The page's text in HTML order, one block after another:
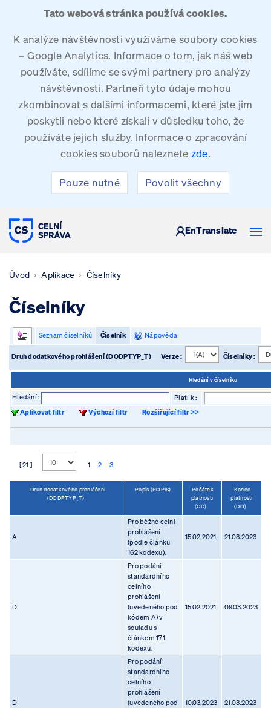
Tato webová stránka používá cookies.
K analýze návštěvnosti využíváme soubory cookies
– Google Analytics. Informace o tom, jak náš web
používáte, sdílíme se svými partnery pro analýzy
návštěvnosti. Partneři tyto údaje mohou
zkombinovat s dalšími informacemi, které jste jim
poskytli nebo které získali v důsledku toho, že
používáte jejich služby. Informace o zpracování
cookies souborů naleznete zde.
Pouze nutné Povolit všechny
CELNÍ SPRÁVA ČESKÉ REPUBLIKY
EnTranslate
Úvod Aplikace Číselníky
Číselníky
Seznam číselníků Číselník Nápověda
Druh dodatkového prohlášení (DODPTYP_T) Verze : Číselníky :
Hledání v číselníku
Hledání :
Platí k :
Aplikovat filtr
Výchozí filtr Rozšiřující filtr >>
[ 21 ] 1 2 3
Druh dodatkového prohlášení
(DODPTYP_T)
Popis (POPIS)
Počátek
platnosti
(OD)
Konec
platnosti
(DO)
A
Pro běžné celní
prohlášení
(podle článku
162 kodexu).
15.02.2021 21.03.2023
D
Pro podání
standardního
celního
prohlášení
(uvedeného pod
kódem A) v
souladu s
článkem 171
kodexu.
15.02.2021 09.03.2023
D
Pro podání
standardního
celního
prohlášení
(uvedeného pod
10.03.2023 21.03.2023